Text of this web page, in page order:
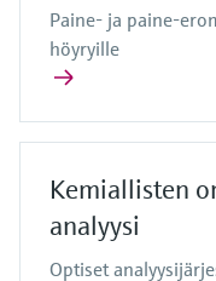
Paine- ja paine-
höyryille
Kemiallisten
analyysi
Optiset